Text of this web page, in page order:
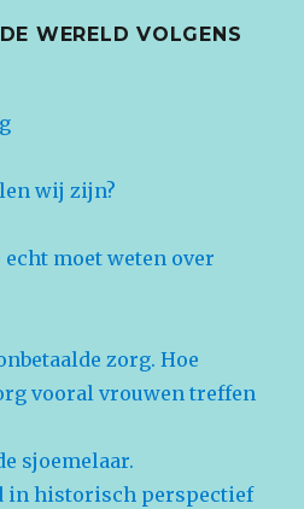
WERELD VOLGENS
wij zijn?
moet weten over
zorg. Hoe
vooral vrouwen treffen
sjoemelaar.
in historisch perspectief